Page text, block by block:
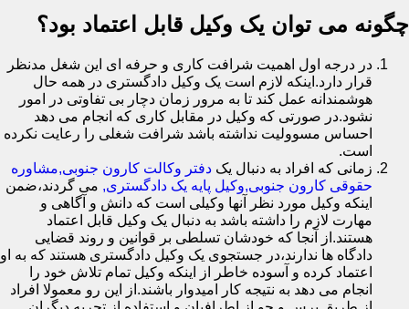
چگونه می توان یک وکیل قابل اعتماد بود؟
در درجه اول اهمیت شرافت کاری و حرفه ای این شغل مدنظر
قرار دارد.اینکه لازم است یک وکیل دادگستری در همه حال
هوشمندانه عمل کند تا به مرور زمان دچار بی تفاوتی در امور
نشود.در صورتی که وکیل در مقابل کاری که انجام می دهد
احساس مسوولیت نداشته باشد شرافت شغلی را رعایت نکرده
است.
زمانی که افراد به دنبال یک دفتر وکالت کارون جنوبی,مشاوره
حقوقی کارون جنوبی,وکیل پایه یک دادگستری, می گردند،ضمن
اینکه وکیل مورد نظر آنها وکیلی است که دانش و آگاهی و
مهارت لازم را داشته باشد به دنبال یک وکیل قابل اعتماد
هستند.از آنجا که خودشان تسلطی بر قوانین و روند قضایی
دادگاه ها ندارند،در جستجوی یک وکیل دادگستری هستند که به او
اعتماد کرده و آسوده خاطر از اینکه وکیل تمام تلاش خود را
انجام می دهد به نتیجه کار امیدوار باشند.از این رو معمولا افراد